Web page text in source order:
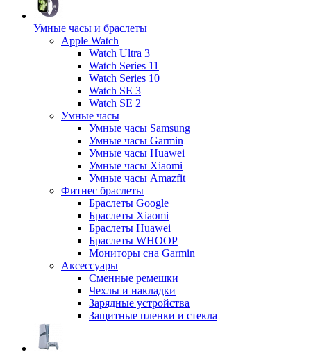
Умные часы и браслеты
Apple Watch
Watch Ultra 3
Watch Series 11
Watch Series 10
Watch SE 3
Watch SE 2
Умные часы
Умные часы Samsung
Умные часы Garmin
Умные часы Huawei
Умные часы Xiaomi
Умные часы Amazfit
Фитнес браслеты
Браслеты Google
Браслеты Xiaomi
Браслеты Huawei
Браслеты WHOOP
Мониторы сна Garmin
Аксессуары
Сменные ремешки
Чехлы и накладки
Зарядные устройства
Защитные пленки и стекла